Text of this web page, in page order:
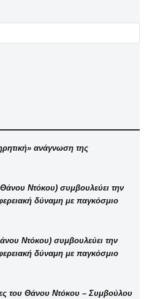
ανάγνωση της
Ντόκου) συμβουλεύει την
δύναμη με παγκόσμιο
Ντόκου) συμβουλεύει την
δύναμη με παγκόσμιο
του Θάνου Ντόκου – Συμβούλου